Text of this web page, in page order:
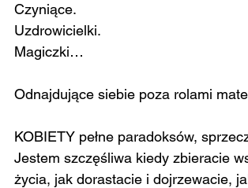
Czyniące.
Uzdrowicielki.
Magiczki…
Odnajdujące siebie poza rolami
KOBIETY pełne paradoksów,
Jestem szczęśliwa kiedy zbieracie
życia, jak dorastacie i dojrzewacie,